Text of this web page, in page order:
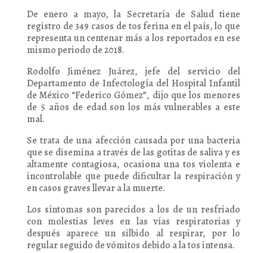
De enero a mayo, la Secretaría de Salud tiene
registro de 349 casos de tos ferina en el país, lo que
representa un centenar más a los reportados en ese
mismo periodo de 2018.
Rodolfo Jiménez Juárez, jefe del servicio del
Departamento de Infectología del Hospital Infantil
de México “Federico Gómez”, dijo que los menores
de 5 años de edad son los más vulnerables a este
mal.
Se trata de una afección causada por una bacteria
que se disemina a través de las gotitas de saliva y es
altamente contagiosa, ocasiona una tos violenta e
incontrolable que puede dificultar la respiración y
en casos graves llevar a la muerte.
Los síntomas son parecidos a los de un resfriado
con molestias leves en las vías respiratorias y
después aparece un silbido al respirar, por lo
regular seguido de vómitos debido a la tos intensa.